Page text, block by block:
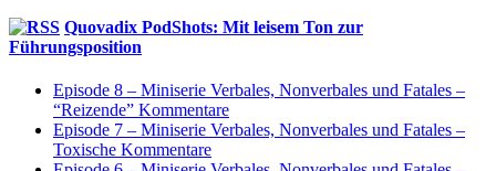
Quovadix PodShots: Mit leisem Ton zur
Führungsposition
Episode 8 – Miniserie Verbales, Nonverbales und Fatales –
“Reizende” Kommentare
Episode 7 – Miniserie Verbales, Nonverbales und Fatales –
Toxische Kommentare